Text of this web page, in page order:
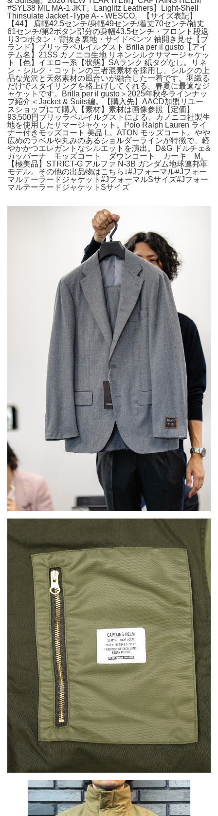
#SYL38 MIL MA-1 JKT。Langlitz Leathers】Light-Shell
Thinsulate Jacket -Type A- - WESCO。【サイズ表記】
【44】 肩幅42.5センチ/身幅49センチ/着丈70センチ/袖丈
61センチ/第2ボタン部分の身幅43.5センチ・フロント段返
り3つボタン・背抜き裏地・サイドベンツ 袖開き見せ【ブ
ランド】ブリッラペルイルグスト Brilla per il gusto【アイ
テム名】21SS カノニコ生地 リネンシルクサマージャケッ
ト【色】イエロー系【状態】SAランク 紙タグなし。リネ
ン・シルク・コットンの三者混素材を採用し、シルクの上
品な光沢と天然素材の風合いが融合した一着です。羽織る
だけでスタイリングを格上げしてくれる、春夏に最適なジ
ャケットです。Brilla per il gusto＞2025年秋冬ラインナッ
プ紹介＜Jacket & Suits編。【購入先】AACD加盟リユー
スショップにて購入【素材】素材は画像参照【定価】
93,500円ブリッラペルイルグストによる、カノニコ社製生
地を使用したサマージャケット。Polo Ralph Lauren ライ
ナー付きモッズコート 美品 L。ATON モッズコート。やや
広めのラペルや丸みのあるショルダーラインが特徴で、軽
やかかつエレガントなシルエットを演出。D&G ドルチェ&
ガッバーナ モッズコート ダウンコート カーキ M。
【極美品】STRICT-G アルファ N-3B ガンダム地球連邦軍
モデル。その他の出品物はこちら↓#Jフォーマル#Jフォー
マルテーラードジャケット#JフォーマルSサイズ#Jフォー
マルテーラードジャケットSサイズ